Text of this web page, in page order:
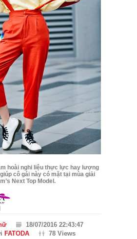
hoài nghi liệu thực lực hay lượng
cô gái này có mặt tại mùa giải
Next Top Model.
18/07/2016 22:43:47
FATODA 78 Views